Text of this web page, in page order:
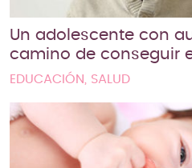
Un adolescente con
camino de conseguir
EDUCACIÓN, SALUD